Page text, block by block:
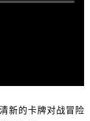
新的卡牌对战冒险